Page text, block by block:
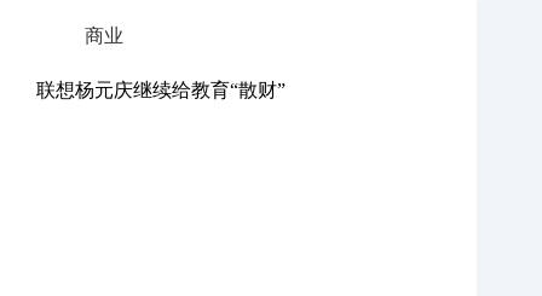
商业
联想杨元庆继续给教育“散财”